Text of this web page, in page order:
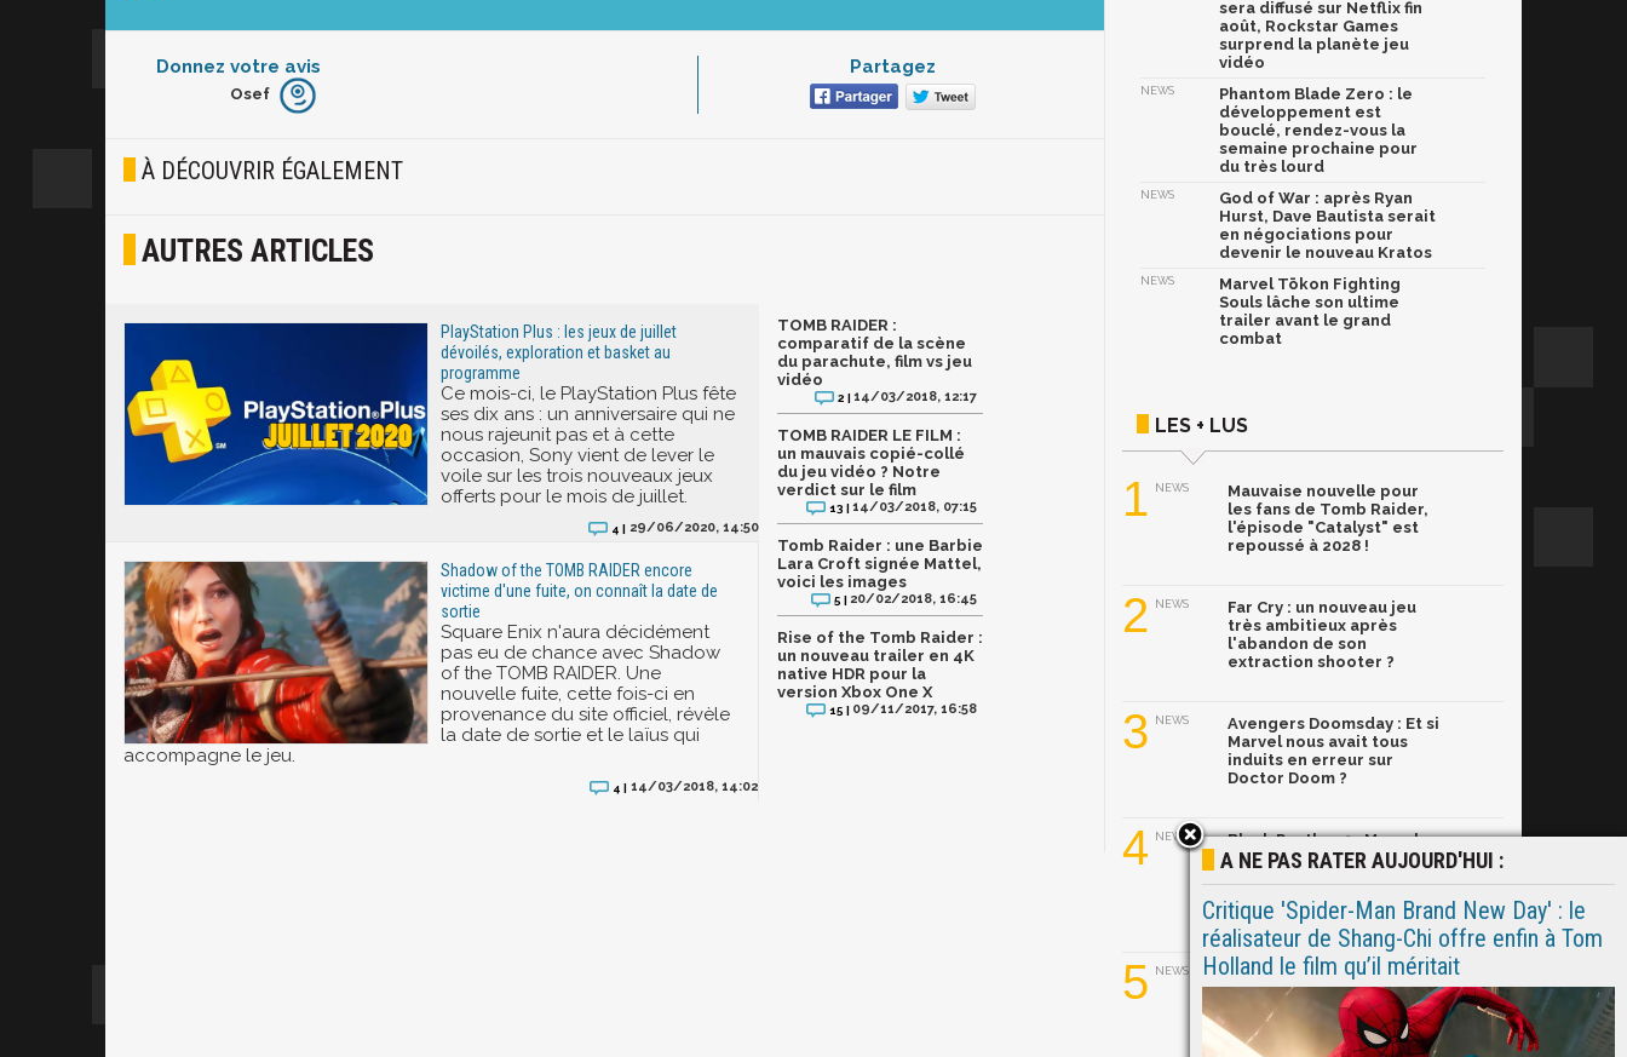
Donnez votre avis
Furieux
Joyeux
Osef
Partagez
À DÉCOUVRIR ÉGALEMENT
AUTRES ARTICLES
PlayStation Plus : les jeux de juillet
dévoilés, exploration et basket au
programme
Ce mois-ci, le PlayStation Plus fête
ses dix ans : un anniversaire qui ne
nous rajeunit pas et à cette
occasion, Sony vient de lever le
voile sur les trois nouveaux jeux
offerts pour le mois de juillet.
4 | 29/06/2020, 14:50
Shadow of the TOMB RAIDER encore
victime d'une fuite, on connaît la date de
sortie
Square Enix n'aura décidément
pas eu de chance avec Shadow
of the TOMB RAIDER. Une
nouvelle fuite, cette fois-ci en
provenance du site officiel, révèle
la date de sortie et le laïus qui
accompagne le jeu.
4 | 14/03/2018, 14:02
TOMB RAIDER :
comparatif de la scène
du parachute, film vs jeu
vidéo
2 |14/03/2018, 12:17
TOMB RAIDER LE FILM :
un mauvais copié-collé
du jeu vidéo ? Notre
verdict sur le film
13 |14/03/2018, 07:15
Tomb Raider : une Barbie
Lara Croft signée Mattel,
voici les images
5 | 20/02/2018, 16:45
Rise of the Tomb Raider :
un nouveau trailer en 4K
native HDR pour la
version Xbox One X
15 | 09/11/2017, 16:58
sera diffusé sur Netflix fin
août, Rockstar Games
surprend la planète jeu
vidéo
NEWS
Phantom Blade Zero : le
développement est
bouclé, rendez-vous la
semaine prochaine pour
du très lourd
NEWS
God of War : après Ryan
Hurst, Dave Bautista serait
en négociations pour
devenir le nouveau Kratos
NEWS
Marvel Tōkon Fighting
Souls lâche son ultime
trailer avant le grand
combat
LES + LUS
1 NEWS
Mauvaise nouvelle pour
les fans de Tomb Raider,
l'épisode "Catalyst" est
repoussé à 2028 !
2 NEWS
Far Cry : un nouveau jeu
très ambitieux après
l'abandon de son
extraction shooter ?
3 NEWS
Avengers Doomsday : Et si
Marvel nous avait tous
induits en erreur sur
Doctor Doom ?
4 NEWS
Black Panther 3 : Marvel
dévoile son nouveau
quelques semaines
5 NEWS
Ghost Rider dans le MCU :
Ryan Gosling prend le
relais de Nicolas Cage
A NE PAS RATER AUJOURD'HUI :
Critique 'Spider-Man Brand New Day' : le
réalisateur de Shang-Chi offre enfin à Tom
Holland le film qu’il méritait